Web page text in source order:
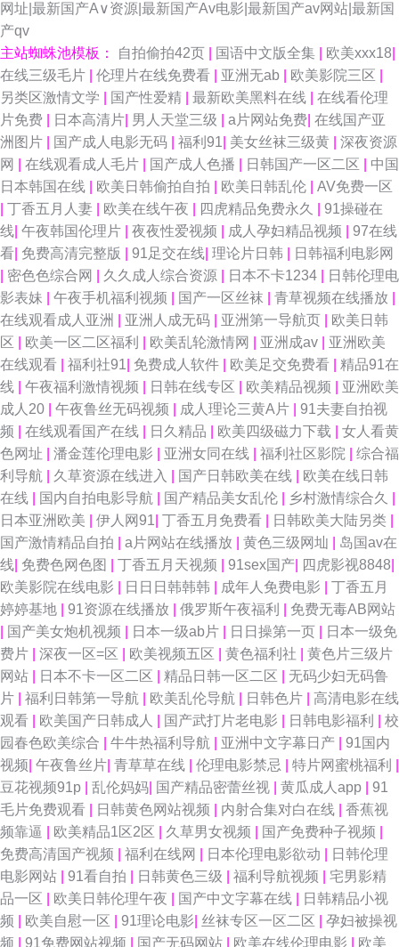
网址|最新国产A∨资源|最新国产Av电影|最新国产av网站|最新国
产qv
主站蜘蛛池模板：
自拍偷拍42页 国语中文版全集 欧美xxx18
在线三级毛片
伦理片在线免费看 亚洲无ab 欧美影院三区
另类区激情文学
国产性爱精 最新欧美黑料在线
在线看伦理
片免费
日本高清片 男人天堂三级 a片网站免费 在线国产亚
洲图片
国产成人电影无码 福利91 美女丝袜三级黄
深夜资源
网
在线观看成人毛片 国产成人色播 日韩国产一区二区
中国
日本韩国在线
欧美日韩偷拍自拍 欧美日韩乱伦
AV免费一区
丁香五月人妻 欧美在线午夜 四虎精品免费永久
91操碰在
线 午夜韩国伦理片 夜夜性爱视频 成人孕妇精品视频
97在线
看 免费高清完整版 91足交在线 理论片日韩
日韩福利电影网
密色色综合网 久久成人综合资源 日本不卡1234
日韩伦理电
影表妹
午夜手机福利视频 国产一区丝袜 青草视频在线播放
在线观看成人亚洲
亚洲人成无码 亚洲第一导航页
欧美日韩
区
欧美一区二区福利 欧美乱轮激情网 亚洲成av
亚洲欧美
在线观看
福利社91 免费成人软件 欧美足交免费看
精品91在
线
午夜福利激情视频 日韩在线专区 欧美精品视频
亚洲欧美
成人20
午夜鲁丝无码视频 成人理论三黄A片
91夫妻自拍视
频
在线观看国产在线 日久精品 欧美四级磁力下载
女人看黄
色网址
潘金莲伦理电影 亚洲女同在线 福利社区影院
综合福
利导航
久草资源在线进入 国产日韩欧美在线
欧美在线日韩
在线
国内自拍电影导航 国产精品美女乱伦 乡村激情综合久
日本亚洲欧美
伊人网91 丁香五月免费看 日韩欧美大陆另类
国产激情精品自拍
a片网站在线播放 黄色三级网圸
岛国av在
线 免费色网色图 丁香五月天视频 91sex国产 四虎影视8848
欧美影院在线电影
日日日韩韩韩 成年人免费电影
丁香五月
婷婷基地
91资源在线播放 俄罗斯午夜福利
免费无毒AB网站
国产美女炮机视频 日本一级ab片 日日操第一页
日本一级免
费片
深夜一区=区 欧美视频五区 黄色福利社
黄色片三级片
网站
日本不卡一区二区 精品日韩一区二区
无码少妇无码鲁
片
福利日韩第一导航 欧美乱伦导航 日韩色片
高清电影在线
观看
欧美国产日韩成人 国产武打片老电影 日韩电影福利
校
园春色欧美综合
牛牛热福利导航 亚洲中文字幕日产
91国内
视频 午夜鲁丝片 青草草在线 伦理电影禁忌 特片网蜜桃福利
豆花视频91p
乱伦妈妈 国产精品密蕾丝视 黄瓜成人app
91
毛片免费观看
日韩黄色网站视频 内射合集对白在线
香蕉视
频靠逼
欧美精品1区2区 久草男女视频 国产免费种子视频
免费高清国产视频
福利在线网 日本伦理电影欲动
日韩伦理
电影网站
91看自拍 日韩黄色三级 福利导航视频
宅男影精
品一区
欧美日韩伦理午夜 国产中文字幕在线
日韩精品小视
频
欧美自慰一区 91理论电影 丝袜专区一区二区
孕妇被操视
频
91免费网站视频 国产无码网站 欧美在线伦理电影 欧美